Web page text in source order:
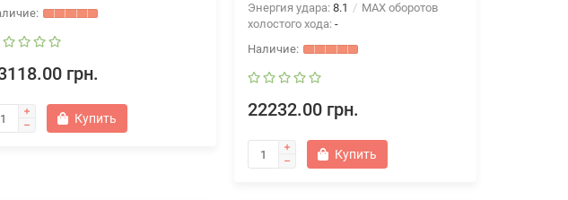
грн.
Купить
Энергия удара: 8.1
MAX оборотов
холостого хода: -
22232.00 грн.
Купить